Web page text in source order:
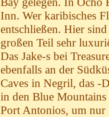
Inn. Wer karibisches
entschließen. Hier
großen Teil sehr
Das Jake-s bei
ebenfalls an der
Caves in Negril, das -
in den Blue
Port Antonios, um nur